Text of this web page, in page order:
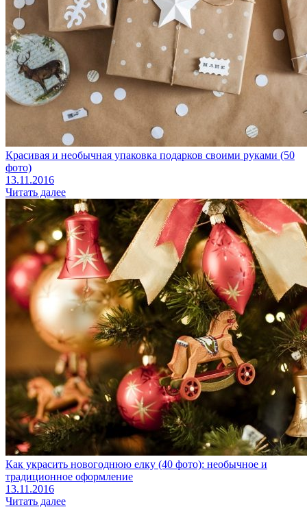
Красивая и необычная упаковка подарков своими руками (50
фото)
13.11.2016
Читать далее
Как украсить новогоднюю елку (40 фото): необычное и
традиционное оформление
13.11.2016
Читать далее